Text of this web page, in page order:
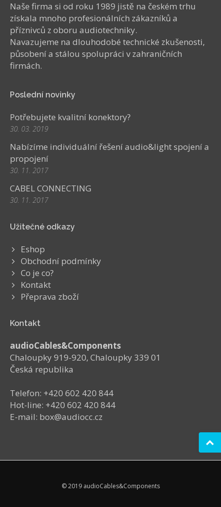
Naše firma si od roku 1989 jistě na českém trhu
získala mnoho profesionálních zákazníků a
příznivců z oboru audiotechniky.
Navazujeme na dlouhodobé technické zkušenosti,
působení a stálou spolupráci v zahraničních
firmách.
Poslední novinky
Potřebujete kvalitní konektory?
30. 03. 2019
Nabízíme individuální řešení audio&light spojení a
propojení
30. 11. 2017
CABEL CONNECTING
30. 11. 2017
Užitečné odkazy
Eshop
Obchodní podmínky
Co je co?
Kontakt
Přeprava zboží
Kontakt
audioCables&Components
Chaloupky 919-920, Chaloupky 339 01
Česká republika
Telefon: +420 602 420 844
Hot-line: +420 602 420 844
E-mail: box@audiocc.cz
© 2019 audioCables&Components